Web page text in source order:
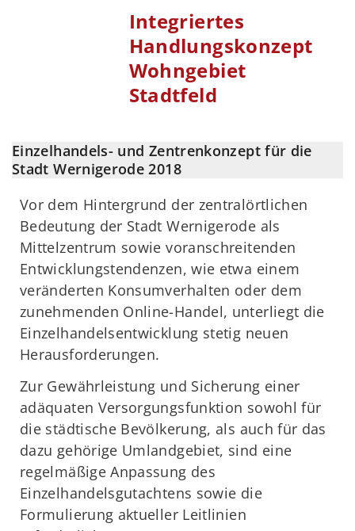
Integriertes
Handlungskonzept
Wohngebiet
Stadtfeld
Einzelhandels- und Zentrenkonzept für die
Stadt Wernigerode 2018
Vor dem Hintergrund der zentralörtlichen
Bedeutung der Stadt Wernigerode als
Mittelzentrum sowie voranschreitenden
Entwicklungstendenzen, wie etwa einem
veränderten Konsumverhalten oder dem
zunehmenden Online-Handel, unterliegt die
Einzelhandelsentwicklung stetig neuen
Herausforderungen.
Zur Gewährleistung und Sicherung einer
adäquaten Versorgungsfunktion sowohl für
die städtische Bevölkerung, als auch für das
dazu gehörige Umlandgebiet, sind eine
regelmäßige Anpassung des
Einzelhandelsgutachtens sowie die
Formulierung aktueller Leitlinien